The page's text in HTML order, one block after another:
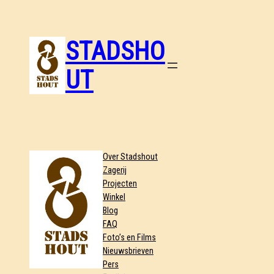
STADSHO
UT
Over Stadshout
Zagerij
Projecten
Winkel
Blog
FAQ
Foto’s en Films
Nieuwsbrieven
Pers